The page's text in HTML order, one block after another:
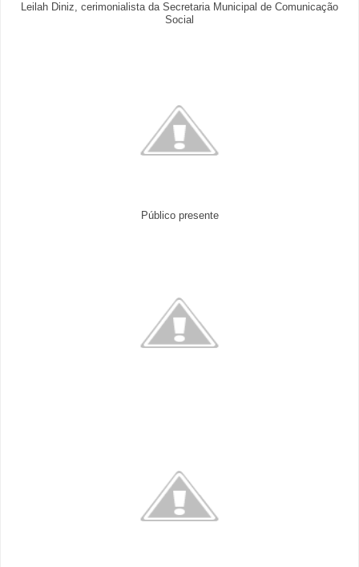
Leilah Diniz, cerimonialista da Secretaria Municipal de Comunicação
Social
Público presente